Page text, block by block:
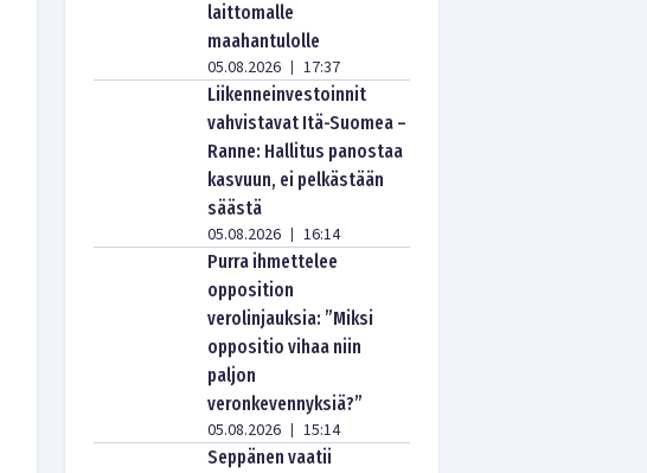
laittomalle
maahantulolle
05.08.2026 | 17:37
Liikenneinvestoinnit
vahvistavat Itä-Suomea –
Ranne: Hallitus panostaa
kasvuun, ei pelkästään
säästä
05.08.2026 | 16:14
Purra ihmettelee
opposition
verolinjauksia: ”Miksi
oppositio vihaa niin
paljon
veronkevennyksiä?”
05.08.2026 | 15:14
Seppänen vaatii